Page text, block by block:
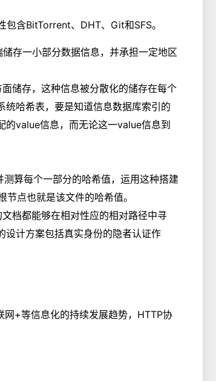
包含BitTorrent、DHT、Git和SFS。
存一小部分数据信息，并承担一定地区
储存，这种信息被分散化的储存在每个
哈希表，要是知道信息数据库索引的
的value信息，而无论这一value信息到
算每个一部分的哈希值，运用这种搭建
点也就是该文件的哈希值。
档都能够在相对性应的相对路径中寻
设计方案包括真实身份的隐者认证作
+等信息化的持续发展趋势，HTTP协